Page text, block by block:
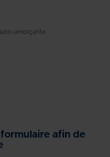
amorçante
afin de